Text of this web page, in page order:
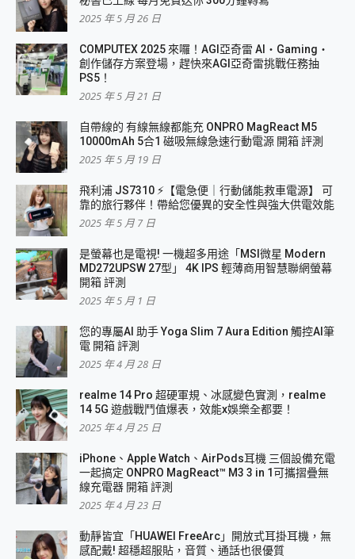
2025 年 5 月 26 日
COMPUTEX 2025 來囉！AGI亞奇雷 AI・Gaming・
創作儲存方案登場，趕快來AGI亞奇雷挑戰任務抽
PS5！
2025 年 5 月 21 日
自帶線的 有線無線都能充 ONPRO MagReact M5
10000mAh 5合1 磁吸無線急速行動電源 開箱 評測
2025 年 5 月 19 日
飛利浦 JS7310 ⚡【電急便｜行動儲能救車電源】 可
靠的旅行夥伴！帶給您優異的安全性與強大供電效能
2025 年 5 月 7 日
是螢幕也是電視! 一機超多用途「MSI微星 Modern
MD272UPSW 27型」 4K IPS 輕薄商用智慧聯網螢幕
開箱 評測
2025 年 5 月 1 日
您的專屬AI 助手 Yoga Slim 7 Aura Edition 觸控AI筆
電 開箱 評測
2025 年 4 月 28 日
realme 14 Pro 超硬軍規、冰感變色實測，realme
14 5G 遊戲戰鬥值爆表，效能x娛樂全都要！
2025 年 4 月 25 日
iPhone、Apple Watch、AirPods耳機 三個設備充電
一起搞定 ONPRO MagReact™ M3 3 in 1可攜摺疊無
線充電器 開箱 評測
2025 年 4 月 23 日
動靜皆宜「HUAWEI FreeArc」開放式耳掛耳機，無
感配戴! 超穩超服貼，音質、通話也很優質